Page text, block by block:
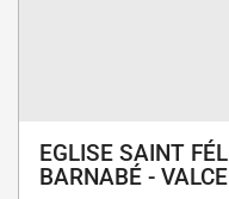
EGLISE SAINT
BARNABÉ -